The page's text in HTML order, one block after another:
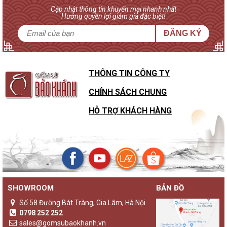
Sự khác biệt của đèn gốm Bảo Khánh với các loại đèn ngủ
khác
Không chỉ là một sản phẩm đèn ngủ thông thường,đèn gốm
Bảo Khánhluôn là những sản phẩm độc bản, lưu giữ giá trị
Cập nhật thông tin khuyến mại nhanh nhất
Hưởng quyền lợi giảm giá đặc biệt!
ĐĂNG KÝ
THÔNG TIN CÔNG TY
CHÍNH SÁCH CHUNG
HỖ TRỢ KHÁCH HÀNG
SHOWROOM
Số 58 Đường Bát Tràng, Gia Lâm, Hà Nội
0798 252 252
sales@gomsubaokhanh.vn
BẢN ĐỒ